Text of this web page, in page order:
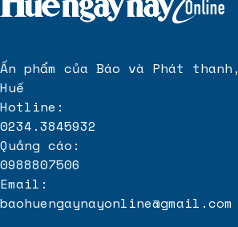
Ấn phẩm của Báo và Phát
Huế
Hotline:
0234.3845932
Quảng cáo:
0988807506
Email:
baohuengaynayonline@gmail.com